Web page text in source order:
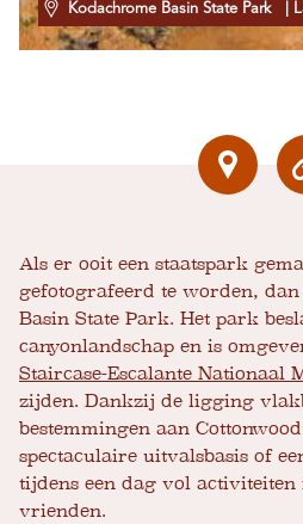
Kodachrome Basin State Park |
Als er ooit een staatspark
gefotografeerd te worden,
Basin State Park. Het park
canyonlandschap en is
Staircase-Escalante Nationaal
zijden. Dankzij de ligging
bestemmingen aan
spectaculaire uitvalsbasis of
tijdens een dag vol
vrienden.